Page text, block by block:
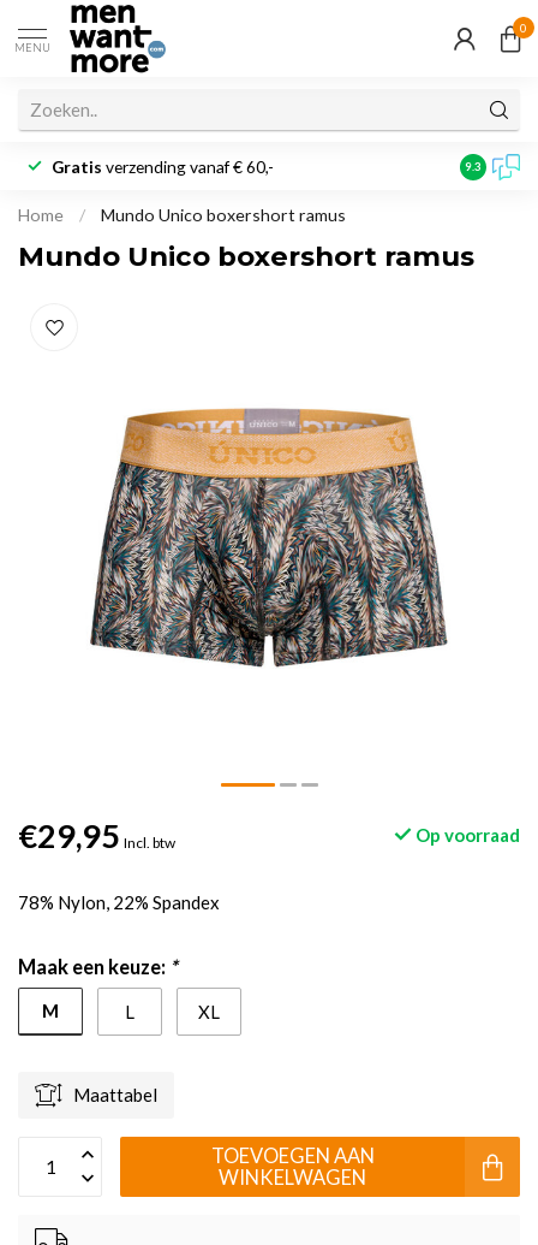
MENU
0
Gratis verzending vanaf € 60,- 9.3
Home / Mundo Unico boxershort ramus
Mundo Unico boxershort ramus
€29,95 Incl. btw Op voorraad
78% Nylon, 22% Spandex
Maak een keuze: *
M L XL
Maattabel
TOEVOEGEN AAN
WINKELWAGEN